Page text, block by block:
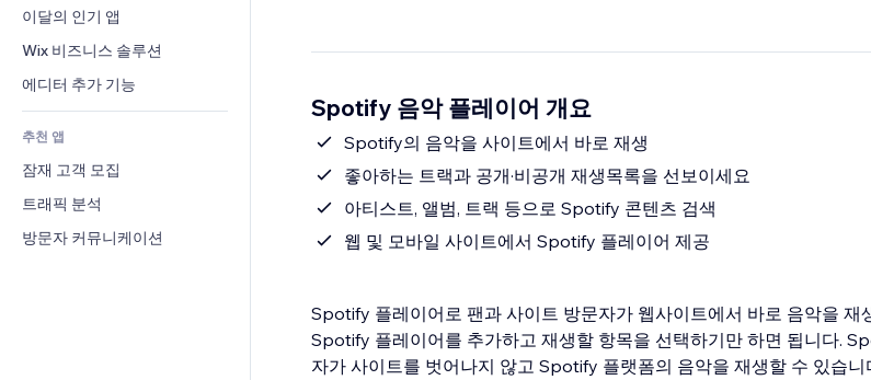
식품 및 음료
파일 공유
소식
버튼 & 메뉴
배너 및 배지
계산기
검색
일기예보
차트 및 표
메모
전화번호
커뮤니티
평가와 후기
CRM
이달의 인기 앱
Wix 비즈니스 솔루션
에디터 추가 기능
추천 앱
잠재 고객 모집
트래픽 분석
방문자 커뮤니케이션
Spotify 음악 플레이어 개요
Spotify의 음악을 사이트에서 바로 재생
좋아하는 트랙과 공개·비공개 재생목록을 선보이세요
아티스트, 앨범, 트랙 등으로 Spotify 콘텐츠 검색
웹 및 모바일 사이트에서 Spotify 플레이어 제공
Spotify 플레이어로 팬과 사이트 방문자가 웹사이트에서 바로 음악을 재
Spotify 플레이어를 추가하고 재생할 항목을 선택하기만 하면 됩니다.
자가 사이트를 벗어나지 않고 Spotify 플랫폼의 음악을 재생할 수 있습